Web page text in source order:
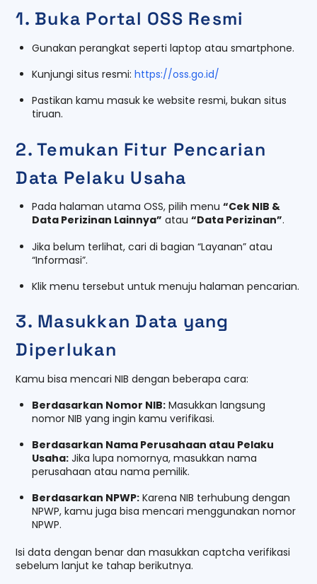
1. Buka Portal OSS Resmi
Gunakan perangkat seperti laptop atau smartphone.
Kunjungi situs resmi: https://oss.go.id/
Pastikan kamu masuk ke website resmi, bukan situs
tiruan.
2. Temukan Fitur Pencarian
Data Pelaku Usaha
Pada halaman utama OSS, pilih menu “Cek NIB &
Data Perizinan Lainnya” atau “Data Perizinan”.
Jika belum terlihat, cari di bagian “Layanan” atau
“Informasi”.
Klik menu tersebut untuk menuju halaman pencarian.
3. Masukkan Data yang
Diperlukan
Kamu bisa mencari NIB dengan beberapa cara:
Berdasarkan Nomor NIB:Masukkan langsung
nomor NIB yang ingin kamu verifikasi.
Berdasarkan Nama Perusahaan atau Pelaku
Usaha:Jika lupa nomornya, masukkan nama
perusahaan atau nama pemilik.
Berdasarkan NPWP:Karena NIB terhubung dengan
NPWP, kamu juga bisa mencari menggunakan nomor
NPWP.
Isi data dengan benar dan masukkan captcha verifikasi
sebelum lanjut ke tahap berikutnya.